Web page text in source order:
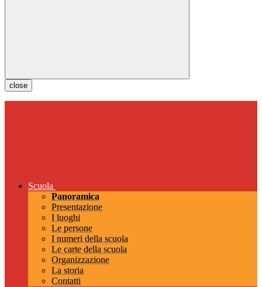
close
Scuola
Panoramica
Presentazione
I luoghi
Le persone
I numeri della scuola
Le carte della scuola
Organizzazione
La storia
Contatti